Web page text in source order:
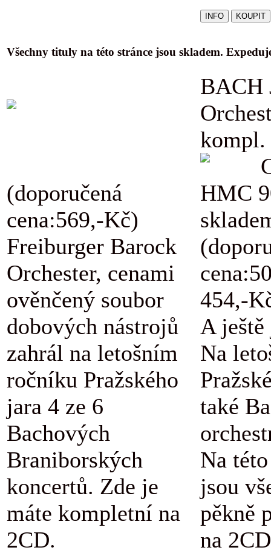
Všechny tituly na této stránce jsou skladem.
(doporučená
cena:569,-Kč)
Freiburger Barock
Orchester, cenami
ověnčený soubor
dobových nástrojů
zahrál na letošním
ročníku Pražského
jara 4 ze 6
Bachových
Braniborských
koncertů. Zde je
máte kompletní na
2CD.
BACH
kompl.
HMC
454,-
A
Na
také
Na
jsou
pěkně
na